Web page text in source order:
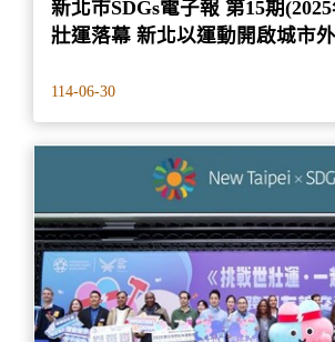
新北市SDGs電子報 第15期
壯運落幕 新北以運動開啟城市
114-06-30